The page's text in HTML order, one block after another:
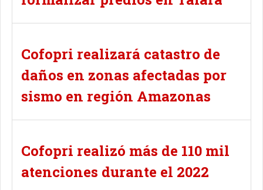
Cofopri realizará catastro de
daños en zonas afectadas por
sismo en región Amazonas
Cofopri realizó más de 110 mil
atenciones durante el 2022